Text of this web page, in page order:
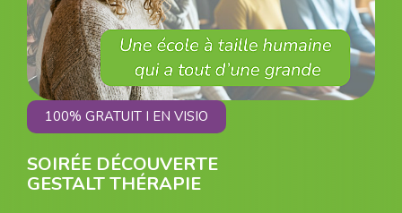
100% GRATUIT I EN VISIO
SOIRÉE DÉCOUVERTE
GESTALT THÉRAPIE